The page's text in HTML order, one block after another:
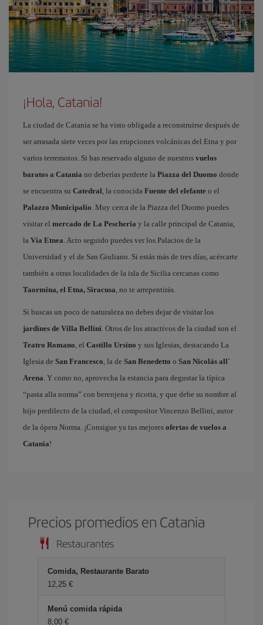
¡Hola, Catania!
La ciudad de Catania se ha visto obligada a reconstruirse después de
ser arrasada siete veces por las erupciones volcánicas del Etna y por
varios terremotos. Si has reservado alguno de nuestros vuelos
baratos a Catania no deberías perderte la Piazza del Duomo donde
se encuentra su Catedral, la conocida Fuente del elefante o el
Palazzo Municipalio. Muy cerca de la Piazza del Duomo puedes
visitar el mercado de La Pescheria y la calle principal de Catania,
la Vía Etnea. Acto seguido puedes ver los Palacios de la
Universidad y el de San Giuliano. Si estás más de tres días, acércarte
también a otras localidades de la isla de Sicilia cercanas como
Taormina, el Etna, Siracusa, no te arrepentirás.
Si buscas un poco de naturaleza no debes dejar de visitar los
jardines de Villa Bellini. Otros de los atractivos de la ciudad son el
Teatro Romano, el Castillo Ursino y sus Iglesias, destacando La
Iglesia de San Francesco, la de San Benedetto o San Nicolás all´
Arena. Y como no, aprovecha la estancia para degustar la típica
“pasta alla norma” con berenjena y ricotta, y que debe su nombre al
hijo predilecto de la ciudad, el compositor Vincenzo Bellini, autor
de la ópera Norma. ¡Consigue ya tus mejores ofertas de vuelos a
Catania!
Precios promedios en Catania
Restaurantes
Comida, Restaurante Barato
12,25 €
Menú comida rápida
8,00 €